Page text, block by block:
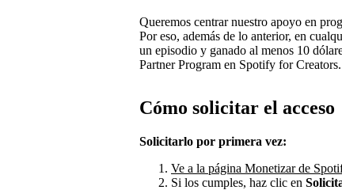
Queremos centrar nuestro apoyo en
Por eso, además de lo anterior, en
un episodio y ganado al menos 10
Partner Program en Spotify for Creators.
Cómo solicitar el acceso
Solicitarlo por primera vez:
Ve a la página Monetizar de
Si los cumples, haz clic en